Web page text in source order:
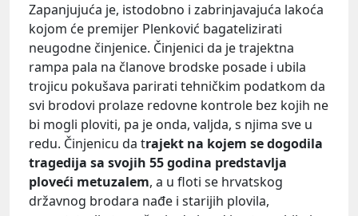
Zapanjujuća je, istodobno i zabrinjavajuća lakoća
kojom će premijer Plenković bagatelizirati
neugodne činjenice. Činjenici da je trajektna
rampa pala na članove brodske posade i ubila
trojicu pokušava parirati tehničkim podatkom da
svi brodovi prolaze redovne kontrole bez kojih ne
bi mogli ploviti, pa je onda, valjda, s njima sve u
redu. Činjenicu da trajekt na kojem se dogodila
tragedija sa svojih 55 godina predstavlja
ploveći metuzalem, a u floti se hrvatskog
državnog brodara nađe i starijih plovila,